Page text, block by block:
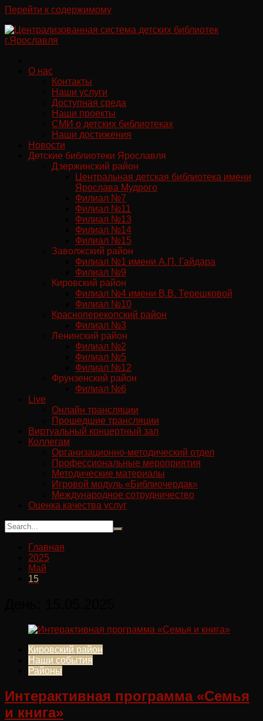
Перейти к содержимому
О нас
Контакты
Наши услуги
Доступная среда
Наши проекты
СМИ о детских библиотеках
Наши достижения
Новости
Детские библиотеки Ярославля
Дзержинский район
Центральная детская библиотека имени
Ярослава Мудрого
Филиал №7
Филиал №11
Филиал №13
Филиал №14
Филиал №15
Заволжский район
Филиал №1 имени А.П. Гайдара
Филиал №9
Кировский район
Филиал №4 имени В.В. Терешковой
Филиал №10
Красноперекопский район
Филиал №3
Ленинский район
Филиал №2
Филиал №5
Филиал №12
Фрунзенский район
Филиал №6
Live
Онлайн трансляции
Прошедшие трансляции
Виртуальный концертный зал
Коллегам
Организационно-методический отдел
Профессиональные мероприятия
Методические материалы
Игровой модуль «Библиочердак»
Международное сотрудничество
Оценка качества услуг
Главная
2025
Май
15
Кировский район
Наши события
Районы
Интерактивная программа «Семья
и книга»